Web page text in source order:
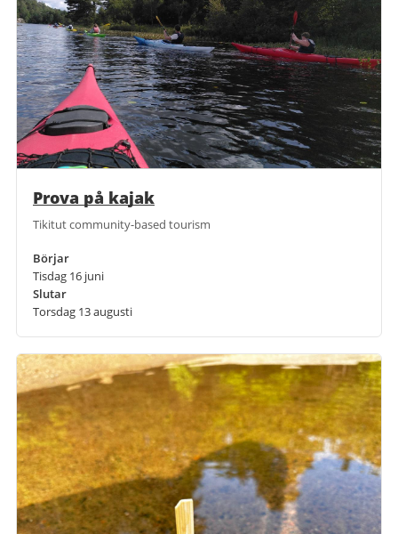
Prova på kajak
Tikitut community-based tourism
Börjar
Tisdag 16 juni
Slutar
Torsdag 13 augusti